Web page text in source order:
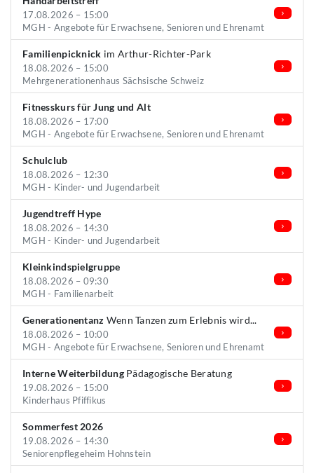
17.08.2026 – 15:00
MGH - Angebote für Erwachsene, Senioren und Ehrenamt
Familienpicknick im Arthur-Richter-Park
18.08.2026 – 15:00
Mehrgenerationenhaus Sächsische Schweiz
Fitnesskurs für Jung und Alt
18.08.2026 – 17:00
MGH - Angebote für Erwachsene, Senioren und Ehrenamt
Schulclub
18.08.2026 – 12:30
MGH - Kinder- und Jugendarbeit
Jugendtreff Hype
18.08.2026 – 14:30
MGH - Kinder- und Jugendarbeit
Kleinkindspielgruppe
18.08.2026 – 09:30
MGH - Familienarbeit
Generationentanz Wenn Tanzen zum Erlebnis wird...
18.08.2026 – 10:00
MGH - Angebote für Erwachsene, Senioren und Ehrenamt
Interne WeiterbildungPädagogische Beratung
19.08.2026 – 15:00
Kinderhaus Pfiffikus
Sommerfest 2026
19.08.2026 – 14:30
Seniorenpflegeheim Hohnstein